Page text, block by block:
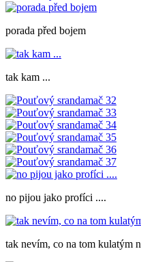
porada před bojem
tak kam ...
no pijou jako profíci ....
tak nevím, co na tom kulatým